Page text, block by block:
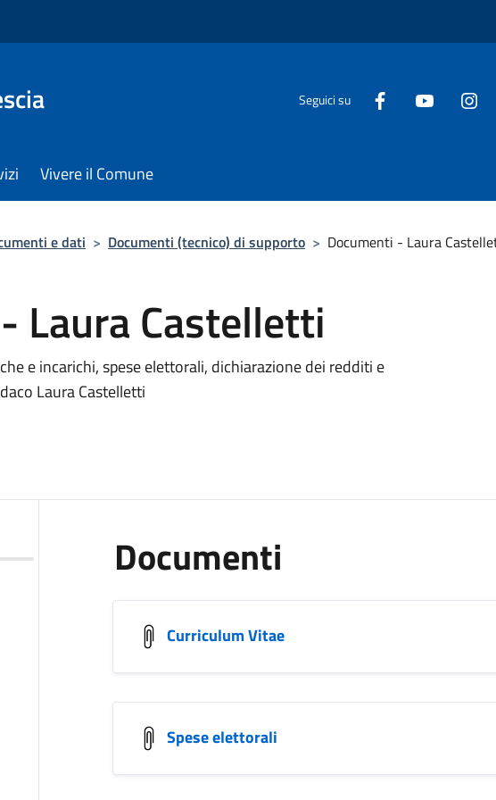
Seguici su
Vivere il Comune
e dati > Documenti (tecnico) di supporto > Documenti - Laura
Laura Castelletti
e incarichi, spese elettorali, dichiarazione dei redditi e
Laura Castelletti
Documenti
Curriculum Vitae
Spese elettorali